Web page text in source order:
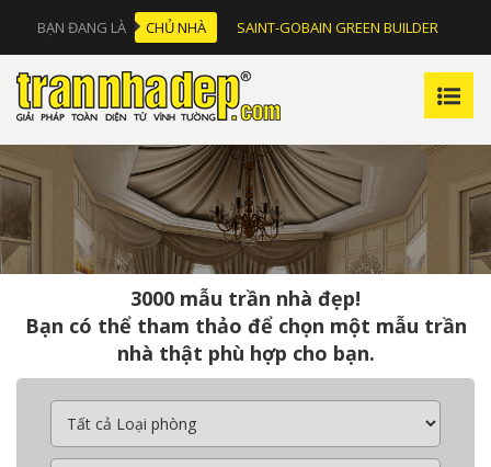
BẠN ĐANG LÀ CHỦ NHÀ SAINT-GOBAIN GREEN BUILDER
3000 mẫu trần nhà đẹp!
Bạn có thể tham thảo để chọn một mẫu trần
nhà thật phù hợp cho bạn.